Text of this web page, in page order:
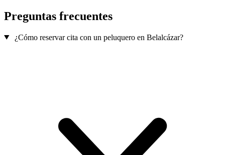
Preguntas frecuentes
¿Cómo reservar cita con un peluquero en Belalcázar?